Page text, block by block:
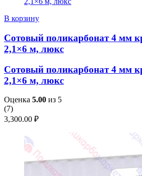
В корзину
Сотовый поликарбонат 4 мм
2,1×6 м, люкс
Сотовый поликарбонат 4 мм
2,1×6 м, люкс
Оценка 5.00 из 5
(7)
3,300.00 ₽